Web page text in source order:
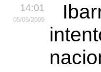
14:01
05/05/2009